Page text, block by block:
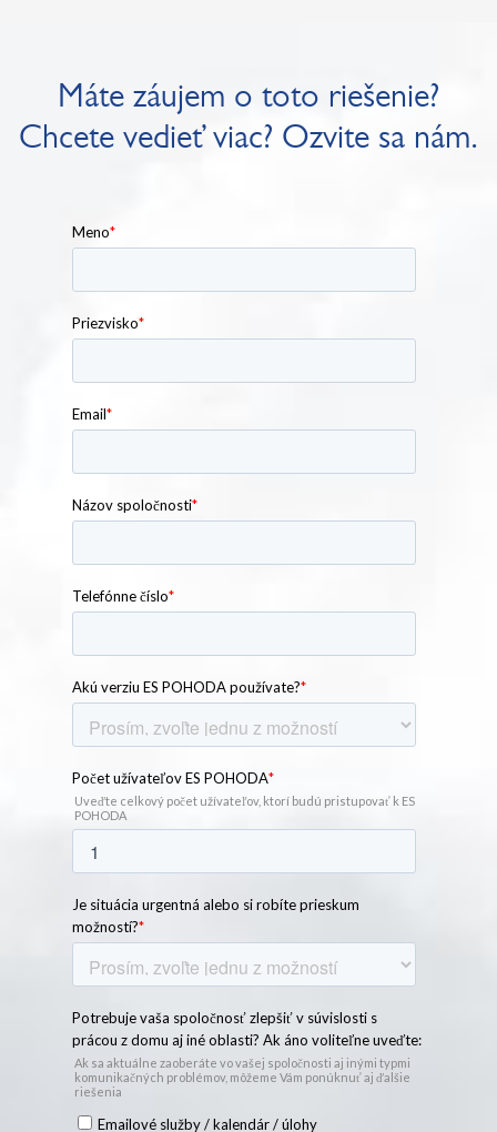
Máte záujem o toto riešenie?
Chcete vedieť viac? Ozvite sa nám.